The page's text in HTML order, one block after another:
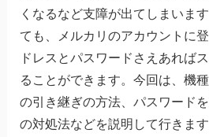
くなるなど支障が出てしまいま
ても、メルカリのアカウントに
ドレスとパスワードさえあれば
ることができます。今回は、機
の引き継ぎの方法、パスワード
の対処法などを説明して行きます